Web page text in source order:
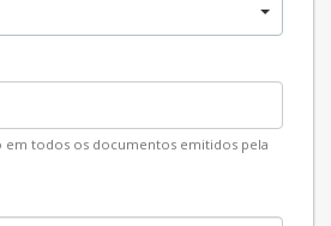
em todos os documentos emitidos pela